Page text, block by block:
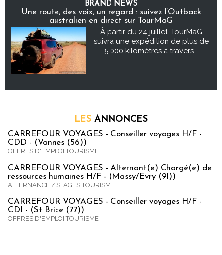
BRAND NEWS
Une route, des voix, un regard : suivez l’Outback
australien en direct sur TourMaG
À partir du 24 juillet, TourMaG
suivra une expédition de plus de
5 000 kilomètres à travers...
LES ANNONCES
CARREFOUR VOYAGES - Conseiller voyages H/F -
CDD - (Vannes (56))
OFFRES D'EMPLOI TOURISME
CARREFOUR VOYAGES - Alternant(e) Chargé(e) de
ressources humaines H/F - (Massy/Evry (91))
ALTERNANCE / STAGES TOURISME
CARREFOUR VOYAGES - Conseiller voyages H/F -
CDI - (St Brice (77))
OFFRES D'EMPLOI TOURISME